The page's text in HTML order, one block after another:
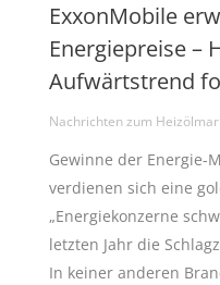
ExxonMobile
Energiepreise –
Aufwärtstrend
Nachrichten zum
Gewinne der Energie-
verdienen sich eine
„Energiekonzerne
letzten Jahr die
In keiner anderen